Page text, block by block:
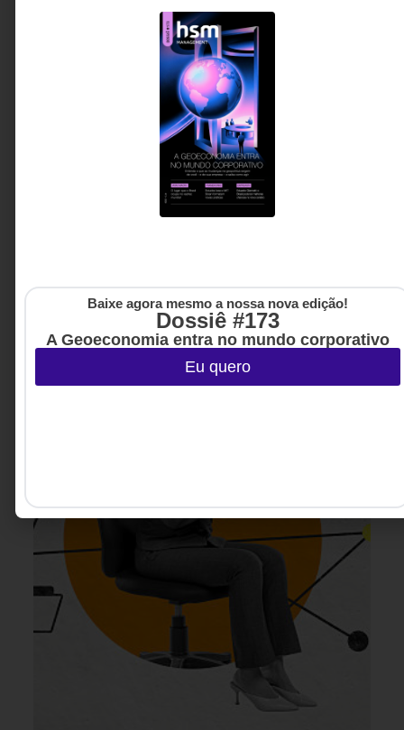
5 DE AGOSTO DE 2026 08H00
Hoje, faz um mês que a nossa seleção foi
eliminada da Copa do Mundo: fora de
campo, para onde o Brasil vai?
A mobilização que o maior evento esportivo do
mundo desperta revelou algo poderoso sobre os
brasileiros: nossa capacidade de nos unir em torno
de um objetivo comum. Mas por que essa mesma
energia raramente se traduz em avanços estruturais
empresas, consultora e
Baixe agora mesmo a nossa nova edição!
Dossiê #173
A Geoeconomia entra no mundo corporativo
Eu quero